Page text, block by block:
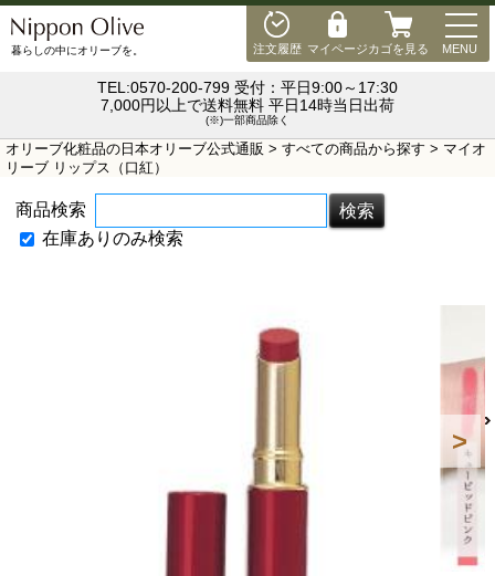
注文履歴 マイページカゴを見る MENU
暮らしの中にオリーブを。
TEL:0570-200-799 受付：平日9:00～17:30
7,000円以上で送料無料 平日14時当日出荷
(※)一部商品除く
オリーブ化粧品の日本オリーブ公式通販 > すべての商品から探す > マイオ
リーブ リップス（口紅）
商品検索
在庫ありのみ検索